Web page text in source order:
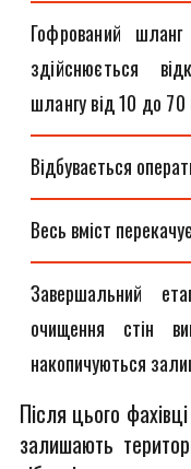
Гофрований
здійснюється
шлангу від 10 до 70
Відбувається
Весь вміст
Завершальний
очищення стін
накопичуються
Після цього
залишають